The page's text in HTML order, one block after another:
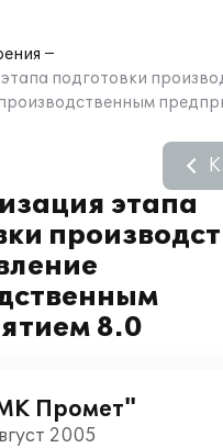
подготовки
этапа
8.0
Промет"
2005